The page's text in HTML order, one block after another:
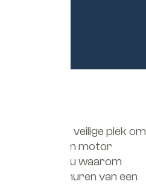
een veilige plek om
huren van een motor
gids ontdekt u waarom
bij het huren van een